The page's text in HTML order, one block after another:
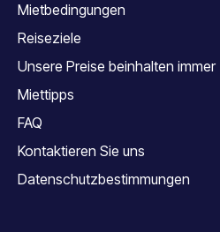
Mietbedingungen
Reiseziele
Unsere Preise beinhalten immer
Miettipps
FAQ
Kontaktieren Sie uns
Datenschutzbestimmungen